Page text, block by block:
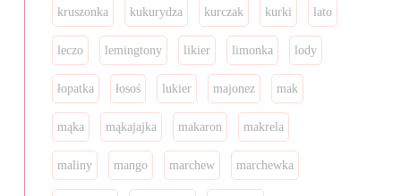
kruszonka kukurydza kurczak kurki lato
leczo lemingtony likier limonka lody
łopatka łosoś lukier majonez mak
mąka mąkajajka makaron makrela
maliny mango marchew marchewka